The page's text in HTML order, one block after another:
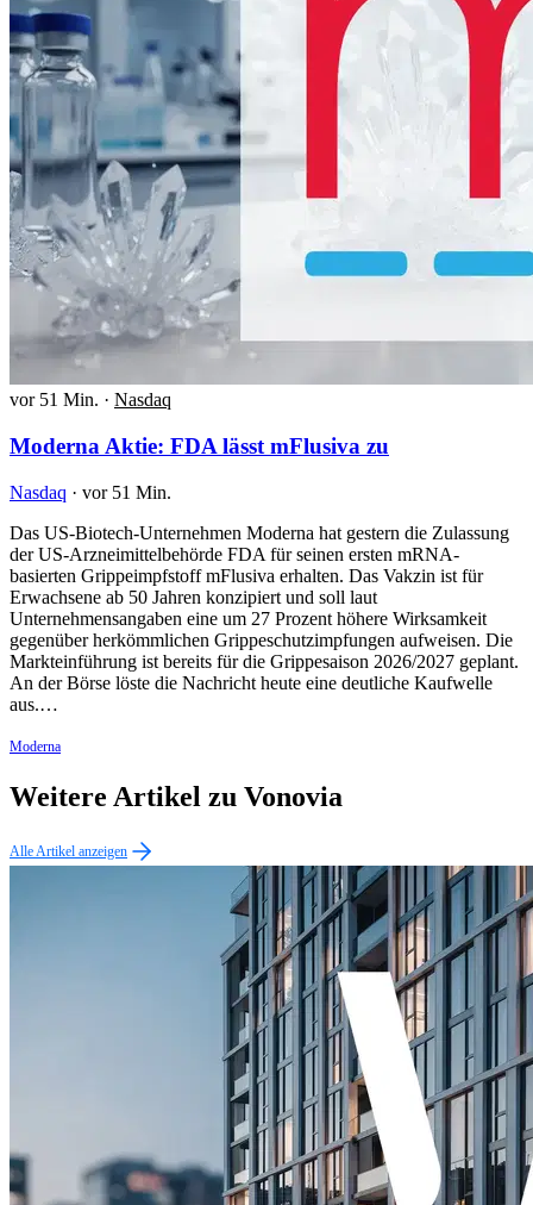
vor 51 Min. · Nasdaq
Moderna Aktie: FDA lässt mFlusiva zu
Nasdaq · vor 51 Min.
Das US-Biotech-Unternehmen Moderna hat gestern die Zulassung
der US-Arzneimittelbehörde FDA für seinen ersten mRNA-
basierten Grippeimpfstoff mFlusiva erhalten. Das Vakzin ist für
Erwachsene ab 50 Jahren konzipiert und soll laut
Unternehmensangaben eine um 27 Prozent höhere Wirksamkeit
gegenüber herkömmlichen Grippeschutzimpfungen aufweisen. Die
Markteinführung ist bereits für die Grippesaison 2026/2027 geplant.
An der Börse löste die Nachricht heute eine deutliche Kaufwelle
aus.…
Moderna
Weitere Artikel zu Vonovia
Alle Artikel anzeigen